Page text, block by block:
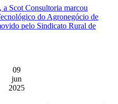
Scot Consultoria marcou
do Agronegócio de
pelo Sindicato Rural de
09
jun
2025